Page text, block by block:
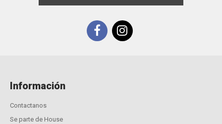
Información
Contactanos
Se parte de House